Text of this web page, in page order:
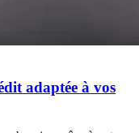
adaptée à vos